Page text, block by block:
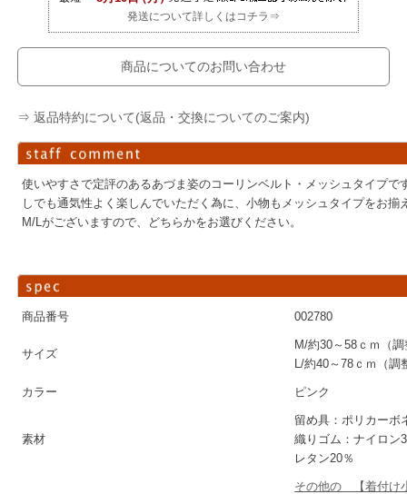
発送について詳しくはコチラ⇒
商品についてのお問い合わせ
⇒ 返品特約について(返品・交換についてのご案内)
使いやすさで定評のあるあづま姿のコーリンベルト・メッシュタイプで
しでも通気性よく楽しんでいただく為に、小物もメッシュタイプをお揃
M/Lがございますので、どちらかをお選びください。
商品番号 002780
サイズ
M/約30～58ｃｍ（
L/約40～78ｃｍ（調
カラー ピンク
素材
留め具：ポリカーボ
織りゴム：ナイロン
レタン20％
その他の 【着付け